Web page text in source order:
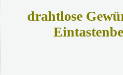
drahtlose